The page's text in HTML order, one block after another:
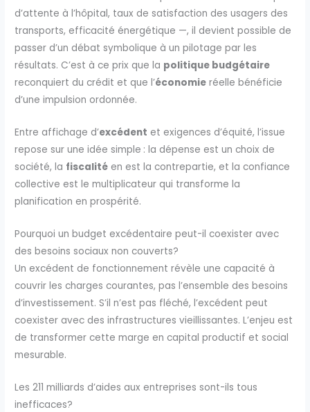
d’attente à l’hôpital, taux de satisfaction des usagers des
transports, efficacité énergétique —, il devient possible de
passer d’un débat symbolique à un pilotage par les
résultats. C’est à ce prix que la politique budgétaire
reconquiert du crédit et que l’économie réelle bénéficie
d’une impulsion ordonnée.
Entre affichage d’excédent et exigences d’équité, l’issue
repose sur une idée simple : la dépense est un choix de
société, la fiscalité en est la contrepartie, et la confiance
collective est le multiplicateur qui transforme la
planification en prospérité.
Pourquoi un budget excédentaire peut-il coexister avec
des besoins sociaux non couverts?
Un excédent de fonctionnement révèle une capacité à
couvrir les charges courantes, pas l’ensemble des besoins
d’investissement. S’il n’est pas fléché, l’excédent peut
coexister avec des infrastructures vieillissantes. L’enjeu est
de transformer cette marge en capital productif et social
mesurable.
Les 211 milliards d’aides aux entreprises sont-ils tous
inefficaces?